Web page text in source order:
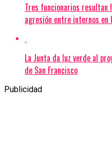
Tres funcionarios resultan
agresión entre internos en
La Junta da luz verde al
de San Francisco
Publicidad